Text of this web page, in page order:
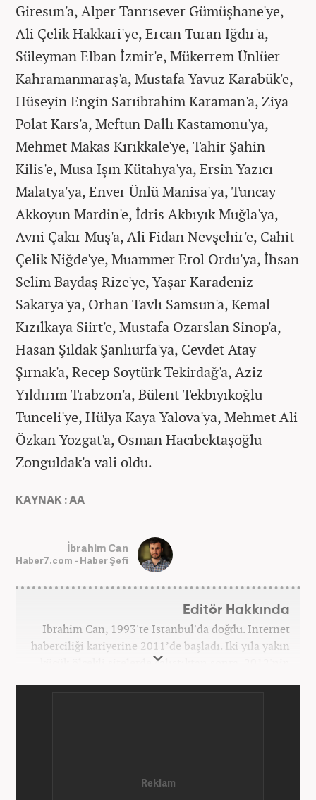
Giresun'a, Alper Tanrısever Gümüşhane'ye,
Ali Çelik Hakkari'ye, Ercan Turan Iğdır'a,
Süleyman Elban İzmir'e, Mükerrem Ünlüer
Kahramanmaraş'a, Mustafa Yavuz Karabük'e,
Hüseyin Engin Sarıibrahim Karaman'a, Ziya
Polat Kars'a, Meftun Dallı Kastamonu'ya,
Mehmet Makas Kırıkkale'ye, Tahir Şahin
Kilis'e, Musa Işın Kütahya'ya, Ersin Yazıcı
Malatya'ya, Enver Ünlü Manisa'ya, Tuncay
Akkoyun Mardin'e, İdris Akbıyık Muğla'ya,
Avni Çakır Muş'a, Ali Fidan Nevşehir'e, Cahit
Çelik Niğde'ye, Muammer Erol Ordu'ya, İhsan
Selim Baydaş Rize'ye, Yaşar Karadeniz
Sakarya'ya, Orhan Tavlı Samsun'a, Kemal
Kızılkaya Siirt'e, Mustafa Özarslan Sinop'a,
Hasan Şıldak Şanlıurfa'ya, Cevdet Atay
Şırnak'a, Recep Soytürk Tekirdağ'a, Aziz
Yıldırım Trabzon'a, Bülent Tekbıyıkoğlu
Tunceli'ye, Hülya Kaya Yalova'ya, Mehmet Ali
Özkan Yozgat'a, Osman Hacıbektaşoğlu
Zonguldak'a vali oldu.
KAYNAK : AA
İbrahim Can
Haber7.com - Haber Şefi
Editör Hakkında
İbrahim Can, 1993'te İstanbul'da doğdu. İnternet
haberciliği kariyerine 2011’de başladı. İki yıla yakın
küçük ölçekli sitelerde çalıştıktan sonra, 2012'nin
Yeni Şafak'ta kültür sanat, eğitim ve siyaset alanları